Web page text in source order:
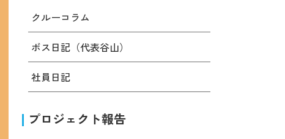
クルーコラム
ボス日記（代表谷山）
社員日記
プロジェクト報告